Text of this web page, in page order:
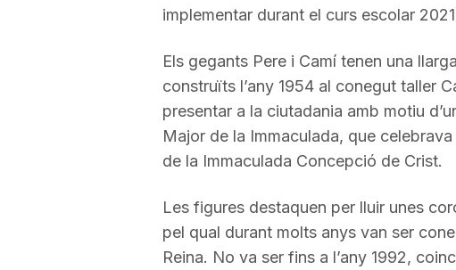
implementar durant el curs escolar
Els gegants Pere i Camí tenen una
construïts l’any 1954 al conegut taller
presentar a la ciutadania amb motiu
Major de la Immaculada, que
de la Immaculada Concepció de Crist.
Les figures destaquen per lluir unes
pel qual durant molts anys van ser
Reina. No va ser fins a l’any 1992,